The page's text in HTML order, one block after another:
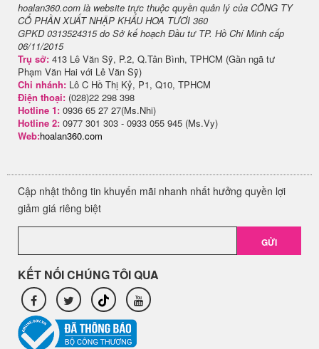
hoalan360.com là website trực thuộc quyền quản lý của CÔNG TY
CỔ PHẦN XUẤT NHẬP KHẨU HOA TƯƠI 360
GPKD 0313524315 do Sở kế hoạch Đầu tư TP. Hồ Chí Minh cấp
06/11/2015
Trụ sở: 413 Lê Văn Sỹ, P.2, Q.Tân Bình, TPHCM (Gần ngã tư
Phạm Văn Hai với Lê Văn Sỹ)
Chi nhánh: Lô C Hồ Thị Kỷ, P1, Q10, TPHCM
Điện thoại: (028)22 298 398
Hotline 1: 0936 65 27 27(Ms.Nhi)
Hotline 2: 0977 301 303 - 0933 055 945 (Ms.Vy)
Web:hoalan360.com
Cập nhật thông tin khuyến mãi nhanh nhất hưởng quyền lợi
giảm giá riêng biệt
GỬI
KẾT NỐI CHÚNG TÔI QUA